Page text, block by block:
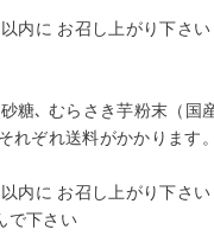
内に お召し上がり下さい
糖､ むらさき芋粉末（国
れぞれ送料がかかります
内に お召し上がり下さい
で下さい